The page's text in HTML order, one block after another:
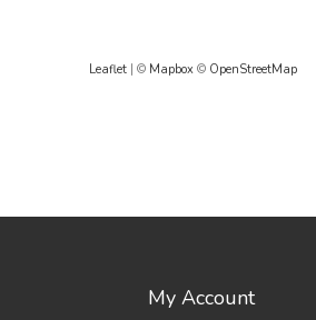
Leaflet| © Mapbox© OpenStreetMap
My Account